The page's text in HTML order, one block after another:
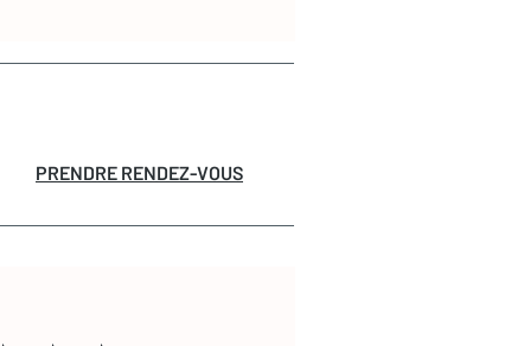
PRENDRE RENDEZ-VOUS